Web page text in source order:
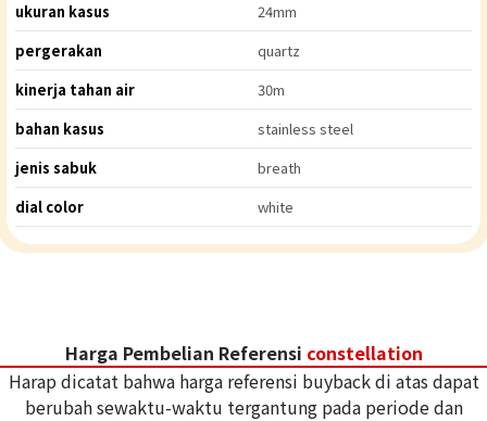
ukuran kasus
24mm
pergerakan
quartz
kinerja tahan air
30m
bahan kasus
stainless steel
jenis sabuk
breath
dial color
white
Harga Pembelian Referensi constellation
Harap dicatat bahwa harga referensi buyback di atas dapat
berubah sewaktu-waktu tergantung pada periode dan